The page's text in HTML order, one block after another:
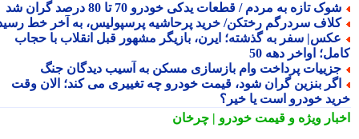
تازه به مردم / قطعات یدکی خودرو 70 تا 80 درصد گران شد
سردرگم رختکن/ خرید پرحاشیه پرسپولیس، به آخر خط رسید!
سفر به گذشته؛ ایرن، بازیگر مشهور قبل انقلاب با حجاب
اواخر دهه 50
پرداخت وام بازسازی مسکن به آسیب دیدگان جنگ
بنزین گران شود، قیمت خودرو چه تغییری می کند؛ الان وقت
خودرو است یا خیر؟
ویژهو قیمت خودرو | چرخان